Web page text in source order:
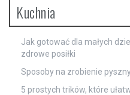
Kuchnia
Jak gotować dla małych
zdrowe posiłki
Sposoby na zrobienie
5 prostych trików, które